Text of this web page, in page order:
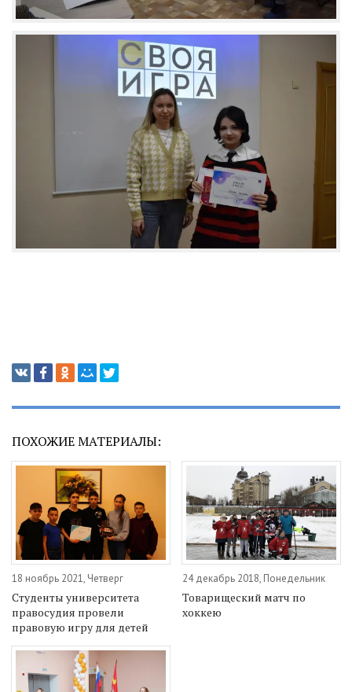
ПОХОЖИЕ МАТЕРИАЛЫ:
18 ноябрь 2021, Четверг
Студенты университета
правосудия провели
правовую игру для детей
24 декабрь 2018, Понедельник
Товарищеский матч по
хоккею